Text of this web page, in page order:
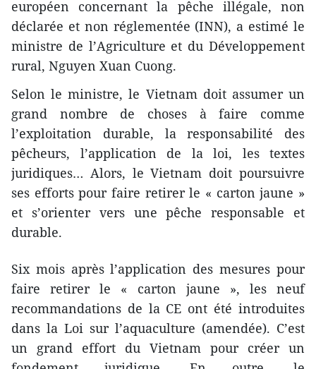
européen concernant la pêche illégale, non
déclarée et non réglementée (INN), a estimé le
ministre de l’Agriculture et du Développement
rural, Nguyen Xuan Cuong.
Selon le ministre, le Vietnam doit assumer un
grand nombre de choses à faire comme
l’exploitation durable, la responsabilité des
pêcheurs, l’application de la loi, les textes
juridiques… Alors, le Vietnam doit poursuivre
ses efforts pour faire retirer le « carton jaune »
et s’orienter vers une pêche responsable et
durable.
Six mois après l’application des mesures pour
faire retirer le « carton jaune », les neuf
recommandations de la CE ont été introduites
dans la Loi sur l’aquaculture (amendée). C’est
un grand effort du Vietnam pour créer un